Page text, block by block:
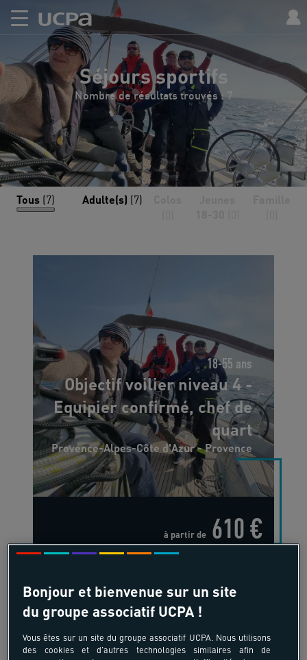
Séjours sportifs
Nombre de résultats trouvés : 7
Tous (7) Adulte(s) (7)
18-55 ans
Objectif voilier niveau 4 -
Equipier confirmé, chef de
quart
Provence-Alpes-Côte d'Azur - Provence
à partir de 610 €
Bonjour et bienvenue sur un site
du groupe associatif UCPA !
Vous êtes sur un site du groupe associatif UCPA. Nous utilisons
des cookies et d'autres technologies similaires afin de